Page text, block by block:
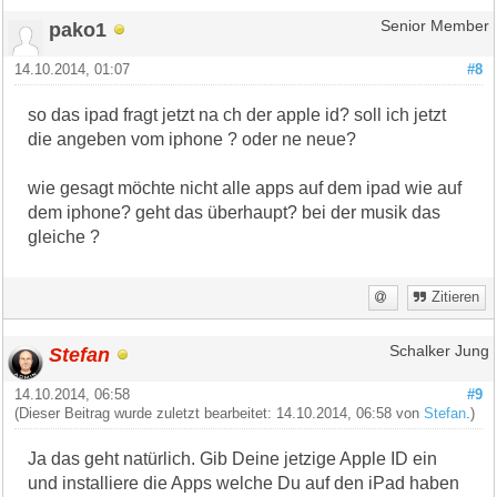
pako1 Senior Member
#8
14.10.2014, 01:07
so das ipad fragt jetzt na ch der apple id? soll ich jetzt
die angeben vom iphone ? oder ne neue?
wie gesagt möchte nicht alle apps auf dem ipad wie auf
dem iphone? geht das überhaupt? bei der musik das
gleiche ?
Zitieren
Stefan Schalker Jung
#9
14.10.2014, 06:58
(Dieser Beitrag wurde zuletzt bearbeitet: 14.10.2014, 06:58 vonStefan .)
Ja das geht natürlich. Gib Deine jetzige Apple ID ein
und installiere die Apps welche Du auf den iPad haben